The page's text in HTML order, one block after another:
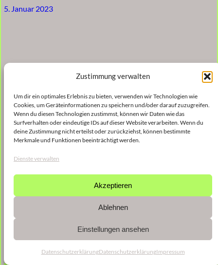
Zustimmung verwalten
Um dir ein optimales Erlebnis zu bieten, verwenden wir Technologien wie
Cookies, um Geräteinformationen zu speichern und/oder darauf zuzugreifen.
Wenn du diesen Technologien zustimmst, können wir Daten wie das
Surfverhalten oder eindeutige IDs auf dieser Website verarbeiten. Wenn du
deine Zustimmung nicht erteilst oder zurückziehst, können bestimmte
Merkmale und Funktionen beeinträchtigt werden.
Dienste verwalten
Akzeptieren
Ablehnen
Einstellungen ansehen
DatenschutzerklärungDatenschutzerklärungImpressum
5. Januar 2023